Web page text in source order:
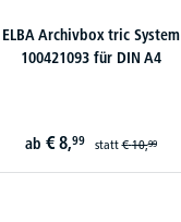
ELBA Archivbox tric System
100421093 für DIN A4
ab € 8,99 statt€ 10,99